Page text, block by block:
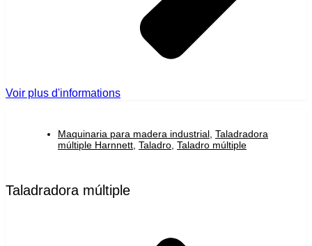
Voir plus d'informations
Maquinaria para madera industrial Taladradora
múltiple Harnnett Taladro Taladro múltiple
Taladradora múltiple